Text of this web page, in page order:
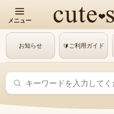
メニュー
お知らせ 🔰ご利用ガイド